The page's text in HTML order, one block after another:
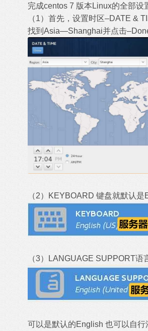
完成centos 7 版本Linux的全部设
（1）首先，设置时区–DATE &
找到Asia—Shanghai并点击
（2）KEYBOARD 键盘就默认是
（3）LANGUAGE SUPPORT语
可以是默认的English 也可以自